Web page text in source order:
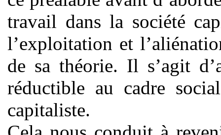
travail dans la société
l’exploitation et
de sa théorie. Il s’agit
réductible au cadre
capitaliste.